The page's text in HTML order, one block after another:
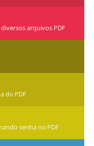
arquivos PDF
do PDF
senha no PDF